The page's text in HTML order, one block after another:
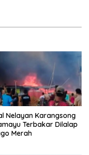
Nelayan Karangsong
Terbakar Dilalap
Merah